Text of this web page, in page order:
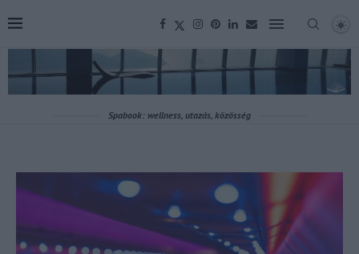
Spabook: wellness, utazás, közösség